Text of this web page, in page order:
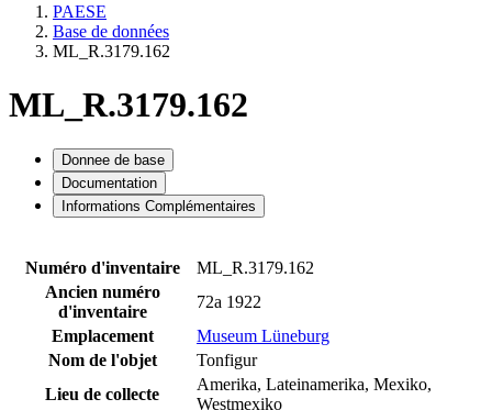
PAESE
Base de données
ML_R.3179.162
ML_R.3179.162
Donnee de base
Documentation
Informations Complémentaires
Numéro d'inventaire
ML_R.3179.162
Ancien numéro
d'inventaire
72a 1922
Emplacement
Museum Lüneburg
Nom de l'objet
Tonfigur
Lieu de collecte
Amerika, Lateinamerika, Mexiko,
Westmexiko